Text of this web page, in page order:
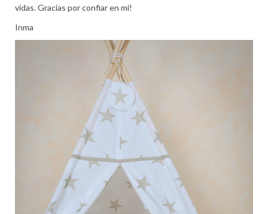
vidas. Gracias por confiar en mí!
Inma